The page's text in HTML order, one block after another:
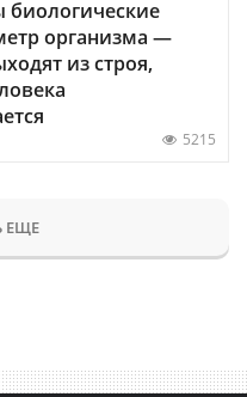
организма —
из строя,
5215
ЕЩЕ